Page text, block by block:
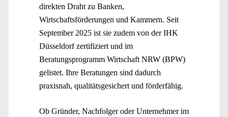
direkten Draht zu Banken,
Wirtschaftsförderungen und Kammern. Seit
September 2025 ist sie zudem von der IHK
Düsseldorf zertifiziert und im
Beratungsprogramm Wirtschaft NRW (BPW)
gelistet. Ihre Beratungen sind dadurch
praxisnah, qualitätsgesichert und förderfähig.
Ob Gründer, Nachfolger oder Unternehmer im